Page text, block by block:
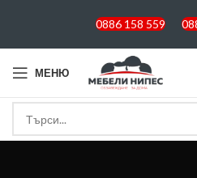
0886 158 559
МЕНЮ